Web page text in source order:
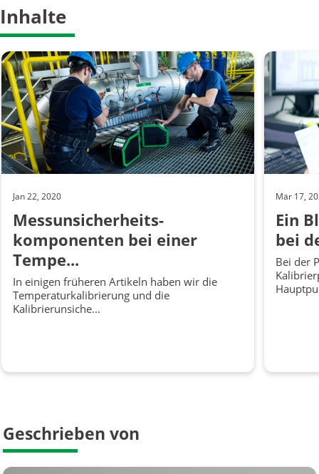
Inhalte
Jan 22, 2020
Messunsicherheits-
komponenten bei einer
Tempe...
In einigen früheren Artikeln haben wir die
Temperaturkalibrierung und die
Kalibrierunsiche...
Mär 17,
Ein
bei
Bei der
Geschrieben von